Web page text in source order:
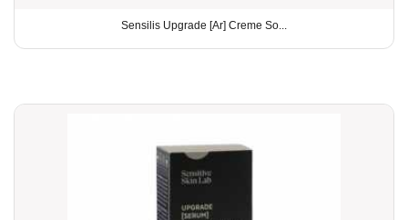
Sensilis Upgrade [Ar] Creme So...